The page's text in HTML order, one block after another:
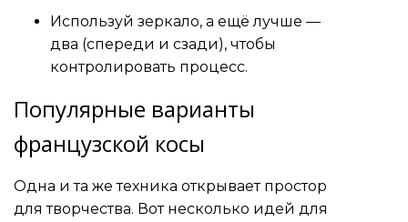
Используй зеркало, а ещё лучше —
два (спереди и сзади), чтобы
контролировать процесс.
Популярные варианты
французской косы
Одна и та же техника открывает простор
для творчества. Вот несколько идей для